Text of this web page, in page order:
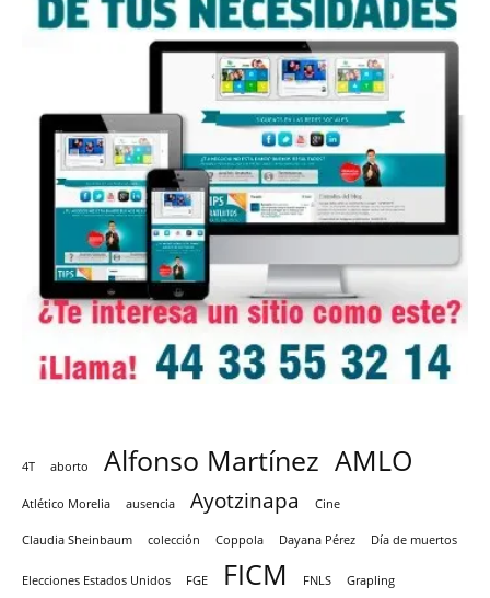
4T aborto Alfonso Martínez AMLO
Atlético Morelia ausencia Ayotzinapa Cine
Claudia Sheinbaum colección Coppola Dayana Pérez Día de muertos
Elecciones Estados Unidos FGE FICM FNLS Grapling